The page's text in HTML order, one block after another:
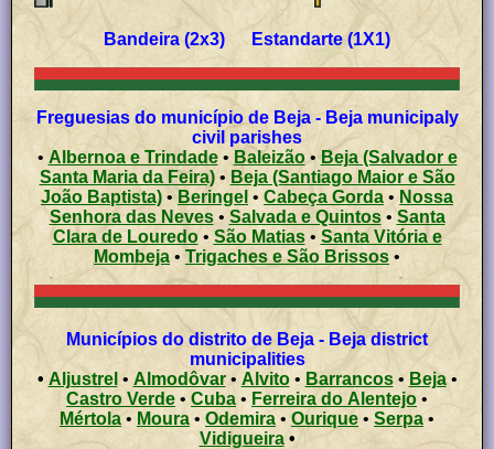
Bandeira (2x3) Estandarte (1X1)
Freguesias do município de Beja - Beja municipaly
civil parishes
• Albernoa e Trindade• Baleizão•Beja (Salvador e
Santa Maria da Feira)• Beja (Santiago Maior e São
João Baptista) • Beringel • Cabeça Gorda • Nossa
Senhora das Neves• Salvada e Quintos•Santa
Clara de Louredo• São Matias• Santa Vitória e
Mombeja • Trigaches e São Brissos •
Municípios do distrito de Beja - Beja district
municipalities
• Aljustrel • Almodôvar• Alvito• Barrancos• Beja•
Castro Verde • Cuba • Ferreira do Alentejo •
Mértola• Moura• Odemira • Ourique • Serpa•
Vidigueira •